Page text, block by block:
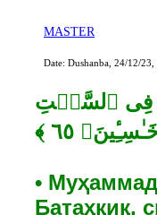
MASTER
Date: Dushanba, 24/12/
فِی ٱلسَّبۡتِ
•
Батаҳқиқ,